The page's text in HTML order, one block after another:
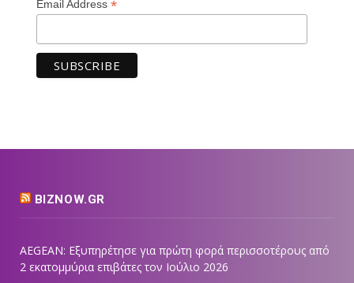
Email Address *
BIZNOW.GR
AEGEAN: Εξυπηρέτησε για πρώτη φορά περισσοτέρους από
2 εκατομμύρια επιβάτες τον Ιούλιο 2026